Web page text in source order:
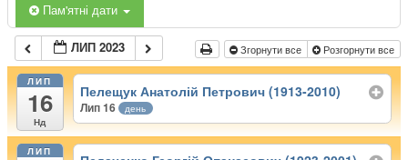
Пам'ятні дати
ЛИП 2023 Згорнути все Розгорнути все
ЛИП
16
Нд
Пелещук Анатолій Петрович (1913-2010)
Лип 16 день
ЛИП